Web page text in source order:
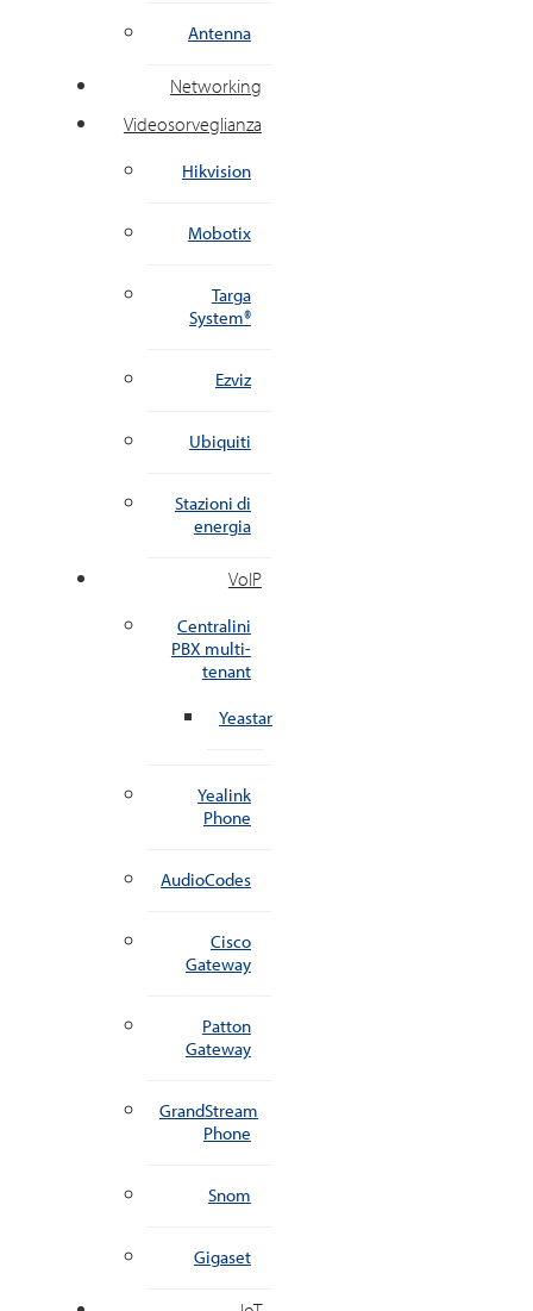
Antenna
Networking
Videosorveglianza
Hikvision
Mobotix
Targa
System®
Ezviz
Ubiquiti
Stazioni di
energia
VoIP
Centralini
PBX multi-
tenant
Yeastar
Yealink
Phone
AudioCodes
Cisco
Gateway
Patton
Gateway
GrandStream
Phone
Snom
Gigaset